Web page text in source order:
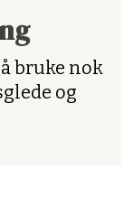
bruke nok
og